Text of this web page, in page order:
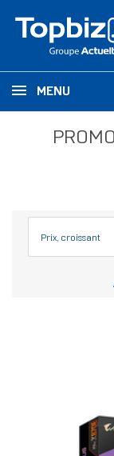
MENU
Prix, croissant